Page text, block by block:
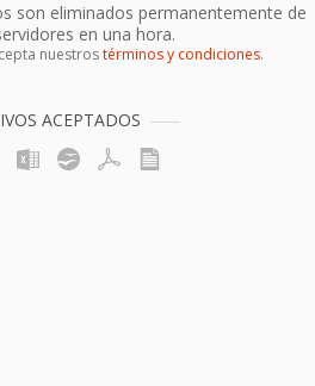
son eliminados permanentemente de
en una hora.
nuestrostérminos y condiciones.
ACEPTADOS